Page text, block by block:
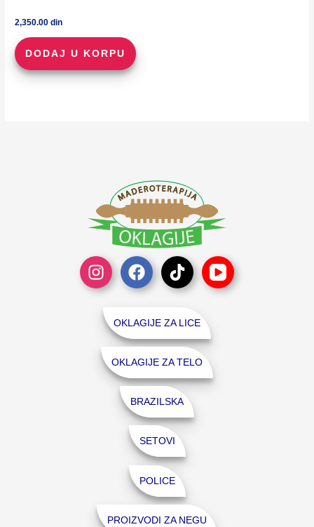
2,350.00din
DODAJ U KORPU
OKLAGIJE ZA LICE
OKLAGIJE ZA TELO
BRAZILSKA
SETOVI
POLICE
PROIZVODI ZA NEGU